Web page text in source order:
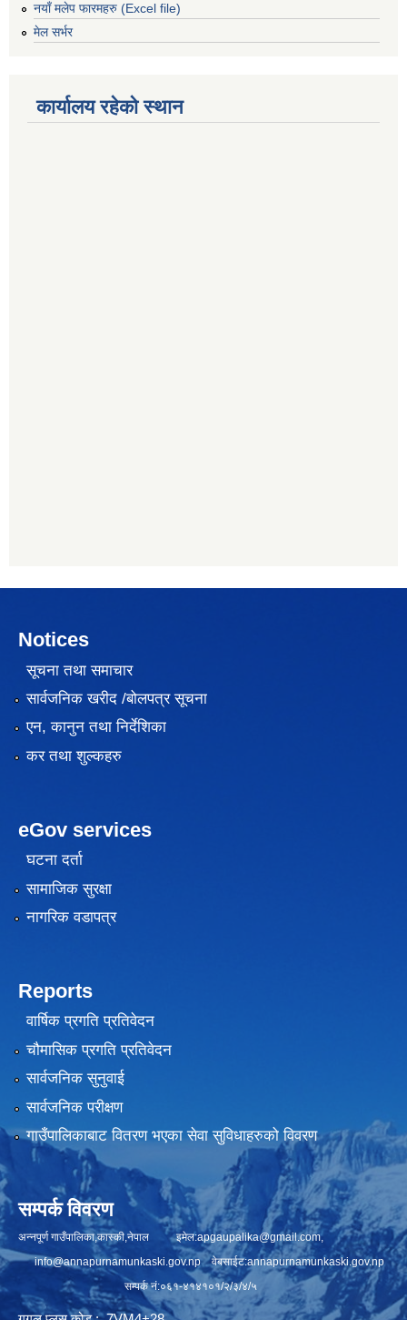
नयाँ मलेप फारमहरु (Excel file)
मेल सर्भर
कार्यालय रहेको स्थान
Notices
सूचना तथा समाचार
सार्वजनिक खरीद /बोलपत्र सूचना
एन, कानुन तथा निर्देशिका
कर तथा शुल्कहरु
eGov services
घटना दर्ता
सामाजिक सुरक्षा
नागरिक वडापत्र
Reports
वार्षिक प्रगति प्रतिवेदन
चौमासिक प्रगति प्रतिवेदन
सार्वजनिक सुनुवाई
सार्वजनिक परीक्षण
गाउँपालिकाबाट वितरण भएका सेवा सुविधाहरुको विवरण
सम्पर्क विवरण
अन्नपूर्ण गाउँपालिका,कास्की,नेपाल इमेल:apgaupalika@gmail.com,
info@annapurnamunkaski.gov.npवेबसाईट:annapurnamunkaski.gov.np
सम्पर्क नं:०६१-४१४१०१/२/३/४/५